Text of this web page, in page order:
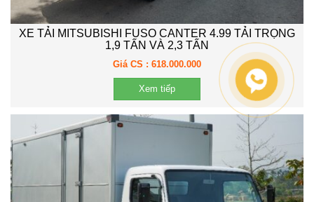
XE TẢI MITSUBISHI FUSO CANTER 4.99 TẢI TRỌNG
1,9 TẤN VÀ 2,3 TẤN
Giá CS : 618.000.000
Xem tiếp